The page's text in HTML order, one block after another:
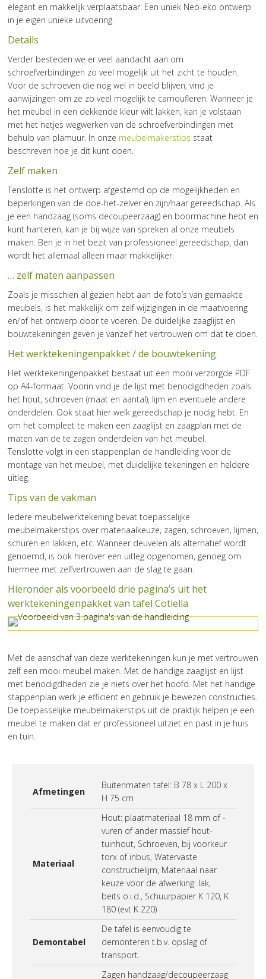
elegant en makkelijk verplaatsbaar. Een uniek Neo-eko ontwerp
in je eigen unieke uitvoering.
Details
Verder besteden we er veel aandacht aan om
schroefverbindingen zo veel mogelijk uit het zicht te houden.
Voor de schroeven die nog wel in beeld blijven, vind je
aanwijzingen om ze zo veel mogelijk te camoufleren. Wanneer je
het meubel in een dekkende kleur wilt lakken, kan je volstaan
met het netjes wegwerken van de schroefverbindingen met
behulp van plamuur. In onze meubelmakerstips staat
beschreven hoe je dit kunt doen.
Zelf maken
Tenslotte is het ontwerp afgestemd op de mogelijkheden en
beperkingen van de doe-het-zelver en zijn/haar gereedschap. Als
je een handzaag (soms decoupeerzaag) en boormachine hebt en
kunt hanteren, kan je bij wijze van spreken al onze meubels
maken. Ben je in het bezit van professioneel gereedschap, dan
wordt het allemaal alleen maar makkelijker.
… zelf maten aanpassen
Zoals je misschien al gezien hebt aan de foto’s van gemaakte
meubels, is het makkelijk om zelf wijzigingen in de maatvoering
en/of het ontwerp door te voeren. De duidelijke zaaglijst en
bouwtekeningen geven je vanzelf het vertrouwen om dat te doen.
Het werktekeningenpakket / de bouwtekening
Het werktekeningenpakket bestaat uit een mooi verzorgde PDF
op A4-formaat. Voorin vind je de lijst met benodigdheden zoals
het hout, schroeven (maat en aantal), lijm en eventuele andere
onderdelen. Ook staat hier welk gereedschap je nodig hebt. En
om het compleet te maken een zaaglijst en zaagplan met de
maten van de te zagen onderdelen van het meubel.
Tenslotte volgt in een stappenplan de handleiding voor de
montage van het meubel, met duidelijke tekeningen en heldere
uitleg.
Tips van de vakman
Iedere meubelwerktekening bevat toepasselijke
meubelmakerstips over materiaalkeuze, zagen, schroeven, lijmen,
schuren en lakken, etc. Wanneer deuvelen als alternatief wordt
genoemd, is ook hierover een uitleg opgenomen, genoeg om
hiermee met zelfvertrouwen aan de slag te gaan.
Hieronder als voorbeeld drie pagina’s uit het
werktekeningenpakket van tafel Cotiella
Met de aanschaf van deze werktekeningen kun je met vertrouwen
zelf een mooi meubel maken. Met de handige zaaglijst en lijst
met benodigdheden zie je niets over het hoofd. Met het handige
stappenplan werk je efficiënt en gebruik je bewezen constructies.
De toepasselijke meubelmakerstips uit de praktijk helpen je een
meubel te maken dat er professioneel uitziet en past in je huis
en tuin.
Afmetingen
Buitenmaten tafel: B 78 x L 200 x
H 75 cm
Materiaal
Hout: plaatmateriaal 18 mm of -
vuren of ander massief hout-
tuinhout, Schroeven, bij voorkeur
torx of inbus, Watervaste
constructielijm, Materiaal naar
keuze voor de afwerking: lak,
beits o.i.d., Schuurpapier K 120, K
180 (evt K 220)
Demontabel
De tafel is eenvoudig te
demonteren t.b.v. opslag of
transport.
Zagen handzaag/decoupeerzaag